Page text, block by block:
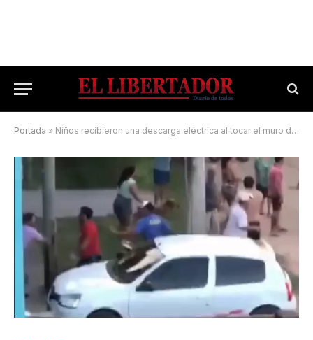
Portada » Niños recibieron una descarga eléctrica al tocar el muro de una casa y casi linchan al dueño